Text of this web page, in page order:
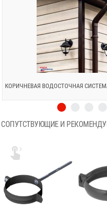
КОРИЧНЕВАЯ ВОДОСТОЧНАЯ
СОПУТСТВУЮЩИЕ И
